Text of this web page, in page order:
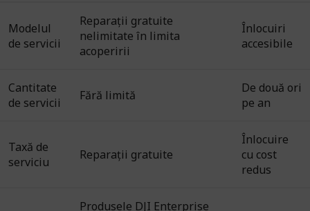
Modelul
de servicii
Reparații gratuite
nelimitate în limita
acoperirii
Înlocuiri
accesibile
Cantitate
de servicii
Fără limită
De două ori
pe an
Taxă de
serviciu
Reparații gratuite
Înlocuire
cu cost
redus
Produsele DJI Enterprise